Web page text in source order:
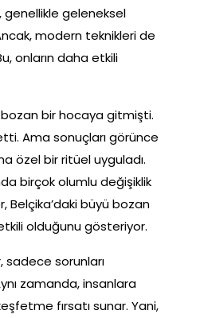
genellikle geleneksel
modern teknikleri de
onların daha etkili
bozan bir hocaya gitmişti.
Ama sonuçları görünce
özel bir ritüel uyguladı.
birçok olumlu değişiklik
Belçika’daki büyü bozan
olduğunu gösteriyor.
sadece sorunları
zamanda, insanlara
fırsatı sunar. Yani,